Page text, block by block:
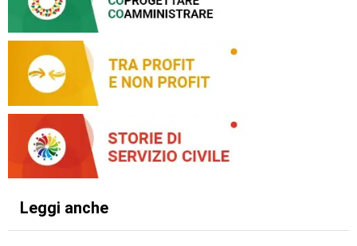
Leggi anche